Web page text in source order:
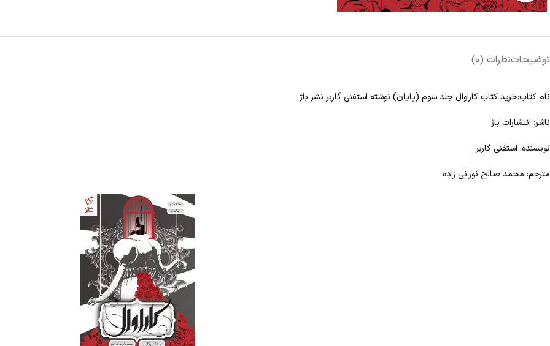
توضیحاتنظرات (0)
نام کتاب:خرید کتاب کاراوال جلد سوم (پایان) نوشته استفنی گاربر نشر باژ
ناشر: انتشارات باژ
نویسنده: استفنی گاربر
مترجم: محمد صالح نورانی زاده